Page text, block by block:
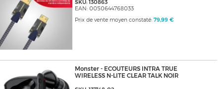
SKU: 130863
EAN: 0050644768033
Prix de vente moyen constaté: 79,99 €
Monster - ECOUTEURS INTRA TRUE
WIRELESS N-LITE CLEAR TALK NOIR